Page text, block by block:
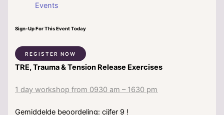
Events
Sign-Up For This Event Today
REGISTER NOW
TRE, Trauma & Tension Release Exercises
1 day workshop from 0930 am – 1630 pm
Gemiddelde beoordeling: cijfer 9 !